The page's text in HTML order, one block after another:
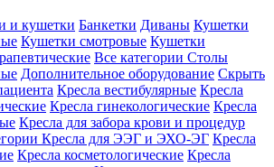
и кушетки Банкетки Диваны Кушетки
Кушетки смотровые Кушетки
Все категории Столы
Дополнительное оборудование Скрыть
Кресла вестибулярные Кресла
Кресла гинекологические Кресла
Кресла для забора крови и процедур
Кресла для ЭЭГ и ЭХО-ЭГ Кресла
Кресла косметологические Кресла